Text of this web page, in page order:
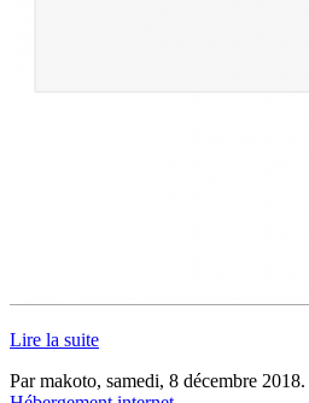
Lire la suite
Par makoto, samedi, 8 décembre 2018.